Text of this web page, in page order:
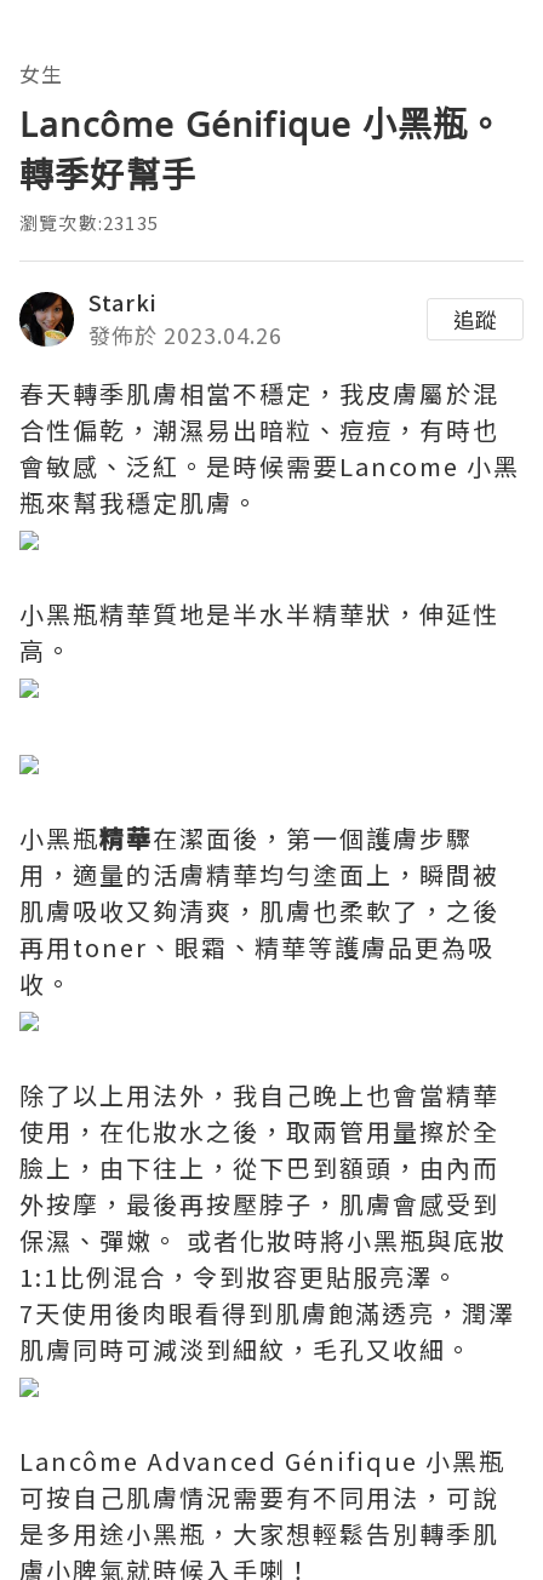
女生
Lancôme Génifique 小黑瓶。
轉季好幫手
瀏覽次數:23135
Starki
發佈於 2023.04.26
追蹤
春天轉季肌膚相當不穩定，我皮膚屬於混
合性偏乾，潮濕易出暗粒、痘痘，有時也
會敏感、泛紅。是時候需要Lancome 小黑
瓶來幫我穩定肌膚。
小黑瓶精華質地是半水半精華狀，伸延性
高。
小黑瓶精華在潔面後，第一個護膚步驟
用，適量的活膚精華均勻塗面上，瞬間被
肌膚吸收又夠清爽，肌膚也柔軟了，之後
再用toner、眼霜、精華等護膚品更為吸
收。
除了以上用法外，我自己晚上也會當精華
使用，在化妝水之後，取兩管用量擦於全
臉上，由下往上，從下巴到額頭，由內而
外按摩，最後再按壓脖子，肌膚會感受到
保濕、彈嫩。 或者化妝時將小黑瓶與底妝
1:1比例混合，令到妝容更貼服亮澤。
7天使用後肉眼看得到肌膚飽滿透亮，潤澤
肌膚同時可減淡到細紋，毛孔又收細。
Lancôme Advanced Génifique 小黑瓶
可按自己肌膚情況需要有不同用法，可說
是多用途小黑瓶，大家想輕鬆告別轉季肌
膚小脾氣就時候入手喇！